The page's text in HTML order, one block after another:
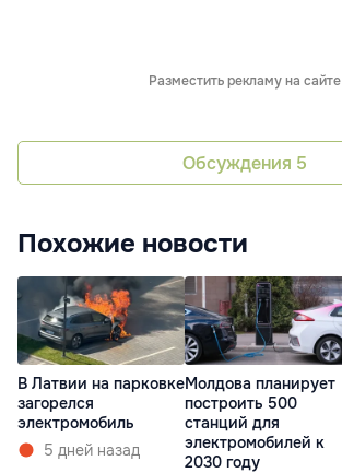
Разместить рекламу на сайте
Обсуждения 5
Похожие новости
В Латвии на парковке
загорелся
электромобиль
5 дней назад
Молдова планирует
построить 500
станций для
электромобилей к
2030 году